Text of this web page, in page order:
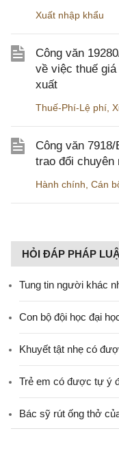
Xuất nhập khẩu
Công văn
về việc thuế
xuất
Thuế-Phí-Lệ phí
Công văn
trao đổi chuyên
Hành chính Cán
HỎI ĐÁP PHÁP
Tung tin người khác
Con bộ đội học đại
Khuyết tật nhẹ có
Trẻ em có được tự ý
Bác sỹ rút ống thở